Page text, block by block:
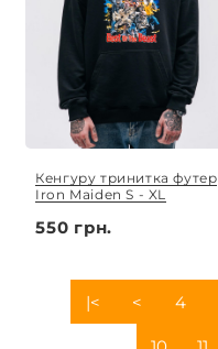
Кенгуру тринитка футер
Iron Maiden S - XL
550 грн.
|< < 4